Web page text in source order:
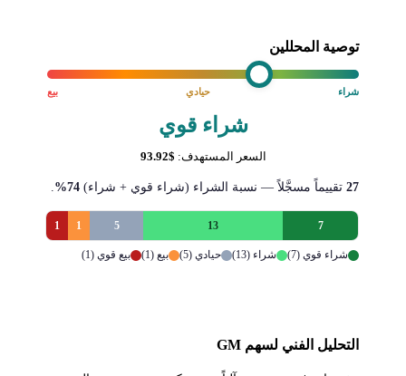
توصية المحللين
بيع حيادي شراء
شراء قوي
السعر المستهدف: $93.92
27تقييماً مسجَّلاً — نسبة الشراء (شراء قوي + شراء) 74%
.
7
13
5
1
1
شراء قوي (7) شراء (13) حيادي (5) بيع (1) بيع قوي (1)
التحليل الفني لسهم GM